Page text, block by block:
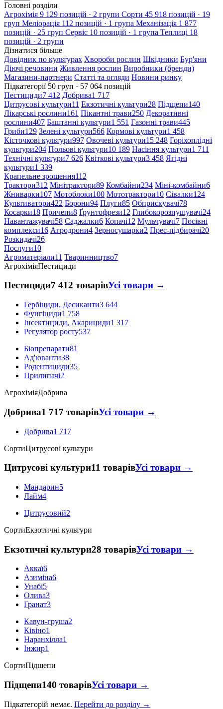
Головні розділи
Агрохімія 9 129 позицій · 2 групи Сорти 45 918 позицій · 19
груп Меліорація 112 позицій · 1 група Механізація 1 877
позицій · 25 груп Сервіс 10 позицій · 1 група Теплиці 18
позицій · 2 групи
Дізнатися більше
Довідник по культурах Хвороби рослин Шкідники Бур'яни
Діючі речовини Живлення рослин Виробники (бренди)
Магазини-партнери Статті та огляди Новини ринку
Підкатегорії 50 груп · 57 064 позицій
Пестициди7 412 Добрива1 717
Цитрусові культури11 Екзотичні культури28 Підщепи140
Лікарські рослини161 Пікантні трави250 Декоративні
рослини407 Баштанні культури1 551 Газонні трави445
Гриби129 Зелені культури566 Кормові культури1 458
Кісточкові культури997 Овочеві культури15 248 Горіхоплідні
культури204 Польові культури10 189 Насіння культури1 711
Технічні культури7 626 Квіткові культури3 458 Ягідні
культури1 339
Крапельне зрошення112
Трактори312 Мінітрактори89 Комбайни234 Міні-комбайни6
Жниварки107 Мотоблоки100 Мототрактори10 Сівалки124
Культиватори422 Борони94 Плуги85 Обприскувачі78
Косарки18 Причепи8 Ґрунтофрези12 Глибокорозпушувачі24
Навантажувачі58 Саджалки6 Копачі12 Мульчувачі7 Посівні
комплекси16 Агродрони4 Зерносушарки2 Прес-підбирачі20
Розкидачі26
Послуги10
Агроматеріали11 Тваринництво7
АгрохіміяПестициди
Пестициди7 412 товарівУсі товари →
Гербіциди, Десиканти3 644
Фунгіциди1 758
Інсектициди, Акарициди1 317
Регулятор росту537
Біопрепарати81
Ад'юванти38
Родентициди35
Прилипачі2
АгрохіміяДобрива
Добрива1 717 товарівУсі товари →
Добрива1 717
СортиЦитрусові культури
Цитрусові культури11 товарівУсі товари →
Мандарин5
Лайм4
Цитрусовий2
СортиЕкзотичні культури
Екзотичні культури28 товарівУсі товари →
Аккаї6
Азиміна6
Унабі5
Олива3
Гранат3
Кавун-груша2
Ківіно1
Наранхілла1
Інжир1
СортиПідщепи
Підщепи140 товарівУсі товари →
Підкатегорій немає. Перейти до розділу →